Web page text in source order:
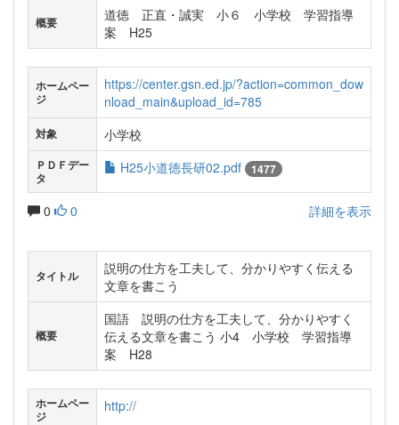
概要
道徳 正直・誠実 小６ 小学校 学習指導
案 H25
ホームペー
ジ
https://center.gsn.ed.jp/?action=common_dow
nload_main&upload_id=785
対象 小学校
ＰＤＦデー
タ
H25小道徳長研02.pdf 1477
0 0 詳細を表示
タイトル
説明の仕方を工夫して、分かりやすく伝える
文章を書こう
概要
国語 説明の仕方を工夫して、分かりやすく
伝える文章を書こう 小4 小学校 学習指導
案 H28
ホームペー
ジ
http://